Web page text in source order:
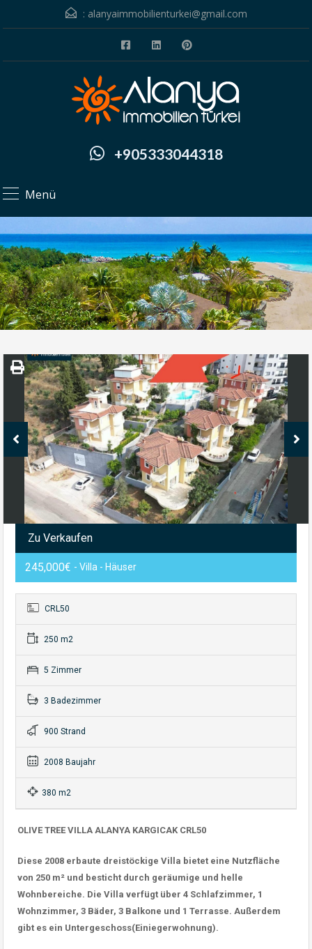
: alanyaimmobilienturkei@gmail.com
+905333044318
Menü
Zu Verkaufen
245,000€ - Villa - Häuser
CRL50
250 m2
5 Zimmer
3 Badezimmer
900 Strand
2008 Baujahr
380 m2
OLIVE TREE VILLA ALANYA KARGICAK CRL50
Diese 2008 erbaute dreistöckige Villa bietet eine Nutzfläche
von 250 m² und besticht durch geräumige und helle
Wohnbereiche. Die Villa verfügt über 4 Schlafzimmer, 1
Wohnzimmer, 3 Bäder, 3 Balkone und 1 Terrasse. Außerdem
gibt es ein Untergeschoss(Einiegerwohnung).